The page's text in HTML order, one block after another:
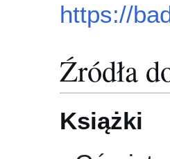
https://
Źródła
Książki